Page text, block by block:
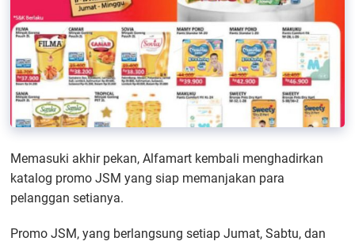
Memasuki akhir pekan, Alfamart kembali menghadirkan
katalog promo JSM yang siap memanjakan para
pelanggan setianya.
Promo JSM, yang berlangsung setiap Jumat, Sabtu, dan